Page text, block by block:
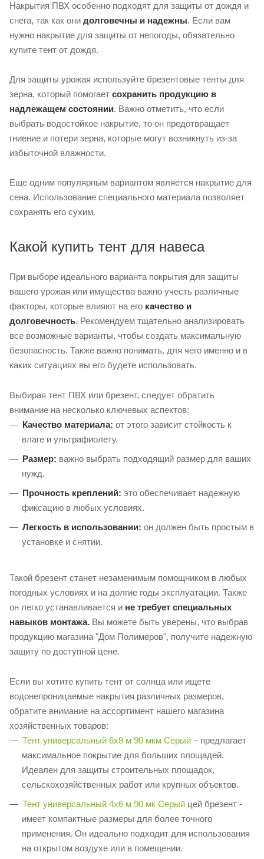
Накрытия ПВХ особенно подходят для защиты от дождя и
снега, так как они долговечны и надежны. Если вам
нужно накрытие для защиты от непогоды, обязательно
купите тент от дождя.
Для защиты урожая используйте брезентовые тенты для
зерна, который помогает сохранить продукцию в
надлежащем состоянии. Важно отметить, что если
выбрать водостойкое накрытие, то он предотвращает
гниение и потери зерна, которые могут возникнуть из-за
избыточной влажности.
Еще одним популярным вариантом является накрытие для
сена. Использование специального материала позволяет
сохранять его сухим.
Какой купить тент для навеса
При выборе идеального варианта покрытия для защиты
вашего урожая или имущества важно учесть различные
факторы, которые влияют на его качество и
долговечность. Рекомендуем тщательно анализировать
все возможные варианты, чтобы создать максимальную
безопасность. Также важно понимать, для чего именно и в
каких ситуациях вы его будете использовать.
Выбирая тент ПВХ или брезент, следует обратить
внимание на несколько ключевых аспектов:
Качество материала: от этого зависит стойкость к
влаге и ультрафиолету.
Размер: важно выбрать подходящий размер для ваших
нужд.
Прочность креплений: это обеспечивает надежную
фиксацию в любых условиях.
Легкость в использовании: он должен быть простым в
установке и снятии.
Такой брезент станет незаменимым помощником в любых
погодных условиях и на долгие годы эксплуатации. Также
он легко устанавливается и не требует специальных
навыков монтажа. Вы можете быть уверены, что выбрав
продукцию магазина "Дом Полимеров", получите надежную
защиту по доступной цене.
Если вы хотите купить тент от солнца или ищете
водонепроницаемые накрытия различных размеров,
обратите внимание на ассортимент нашего магазина
хозяйственных товаров:
Тент универсальный 6х8 м 90 мкм Серый – предлагает
максимальное покрытие для больших площадей.
Идеален для защиты строительных площадок,
сельскохозяйственных работ или крупных объектов.
Тент универсальный 4х6 м 90 мк Серый цей брезент -
имеет компактные размеры для более точного
применения. Он идеально подходит для использования
на открытом воздухе или в помещении.